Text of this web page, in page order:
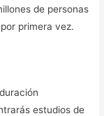
de personas
primera vez.
estudios de